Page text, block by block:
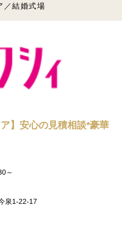
／結婚式場
】安心の見積相談*豪華
～
泉1-22-17